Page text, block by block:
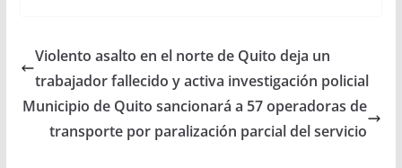
Violento asalto en el norte de Quito deja un
trabajador fallecido y activa investigación policial
Municipio de Quito sancionará a 57 operadoras de
transporte por paralización parcial del servicio